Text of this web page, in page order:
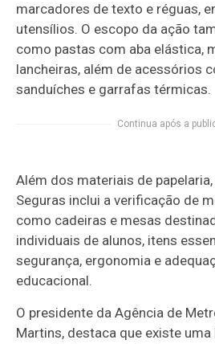
marcadores de texto e réguas,
utensílios. O escopo da ação
como pastas com aba elástica,
lancheiras, além de acessórios
sanduíches e garrafas térmicas.
Continua após a
Além dos materiais de
Seguras inclui a verificação de
como cadeiras e mesas
individuais de alunos, itens
segurança, ergonomia e
educacional.
O presidente da Agência de
Martins, destaca que existe